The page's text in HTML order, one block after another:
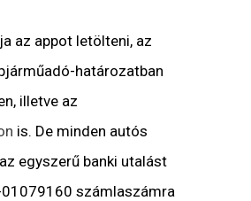
az appot letölteni, az
határozatban
illetve az
is. De minden autós
egyszerű banki utalást
számlaszámra